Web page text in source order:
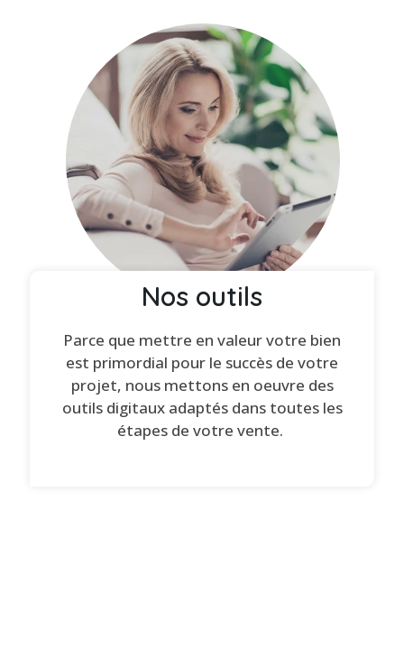
Nos outils
Parce que mettre en valeur votre bien
est primordial pour le succès de votre
projet, nous mettons en oeuvre des
outils digitaux adaptés dans toutes les
étapes de votre vente.